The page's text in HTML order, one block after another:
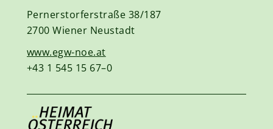
Pernerstorferstraße 38/187
2700 Wiener Neustadt
www.egw-noe.at
+43 1 545 15 67–0